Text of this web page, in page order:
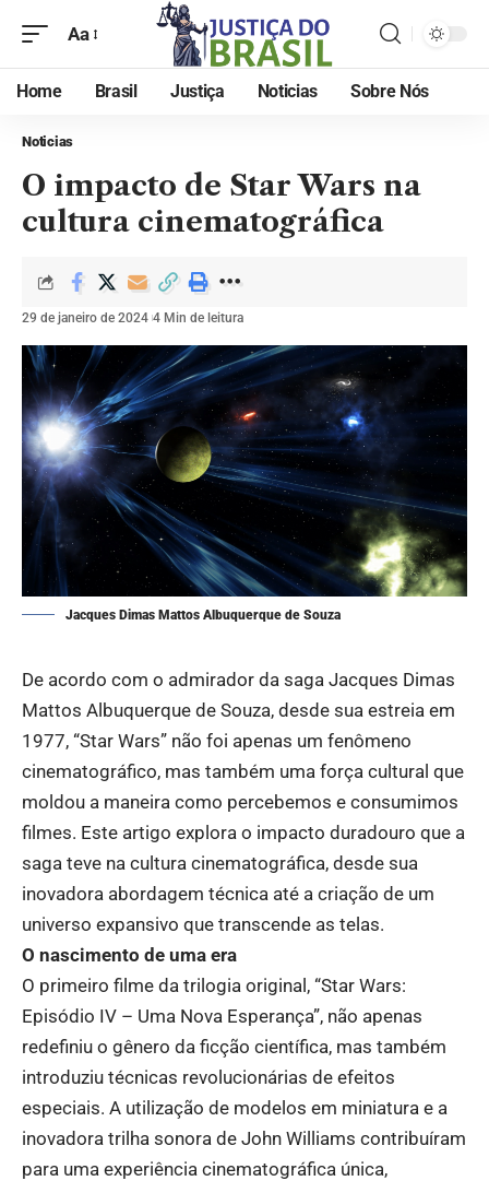
Aa
Home Brasil Justiça Noticias Sobre Nós
Noticias
O impacto de Star Wars na
cultura cinematográfica
29 de janeiro de 2024 4 Min de leitura
Jacques Dimas Mattos Albuquerque de Souza
De acordo com o admirador da saga Jacques Dimas
Mattos Albuquerque de Souza, desde sua estreia em
1977, “Star Wars” não foi apenas um fenômeno
cinematográfico, mas também uma força cultural que
moldou a maneira como percebemos e consumimos
filmes. Este artigo explora o impacto duradouro que a
saga teve na cultura cinematográfica, desde sua
inovadora abordagem técnica até a criação de um
universo expansivo que transcende as telas.
O nascimento de uma era
O primeiro filme da trilogia original, “Star Wars:
Episódio IV – Uma Nova Esperança”, não apenas
redefiniu o gênero da ficção científica, mas também
introduziu técnicas revolucionárias de efeitos
especiais. A utilização de modelos em miniatura e a
inovadora trilha sonora de John Williams contribuíram
para uma experiência cinematográfica única,